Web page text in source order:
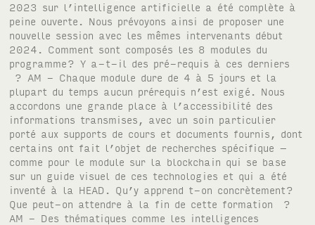
2023 sur l’intelligence artificielle a été complète à
peine ouverte. Nous prévoyons ainsi de proposer une
nouvelle session avec les mêmes intervenants début
2024. Comment sont composés les 8 modules du
programme? Y a-t-il des pré-requis à ces derniers
? AM - Chaque module dure de 4 à 5 jours et la
plupart du temps aucun prérequis n’est exigé. Nous
accordons une grande place à l’accessibilité des
informations transmises, avec un soin particulier
porté aux supports de cours et documents fournis, dont
certains ont fait l’objet de recherches spécifique –
comme pour le module sur la blockchain qui se base
sur un guide visuel de ces technologies et qui a été
inventé à la HEAD. Qu’y apprend t-on concrètement?
Que peut-on attendre à la fin de cette formation ?
AM - Des thématiques comme les intelligences